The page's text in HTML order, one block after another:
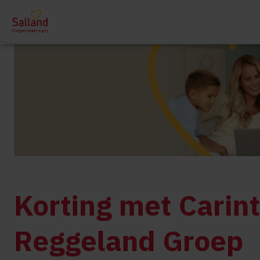
Korting met Carint
Reggeland Groep